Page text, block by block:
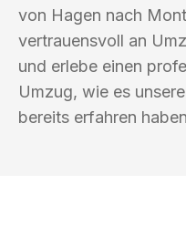
von Hagen nach
vertrauensvoll an
und erlebe einen
Umzug, wie es
bereits erfahren